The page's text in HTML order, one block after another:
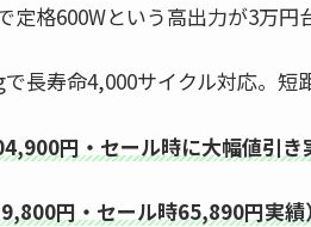
定格600Wという高出力が3万円
長寿命4,000サイクル対応。短
円・セール時に大幅値引き
円・セール時65,890円実績）